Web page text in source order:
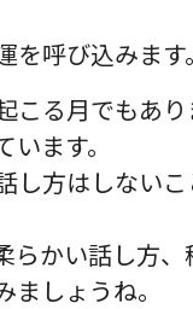
呼び込みます。
こる月でもあ
ます。
し方はしない
らかい話し方
しょうね。